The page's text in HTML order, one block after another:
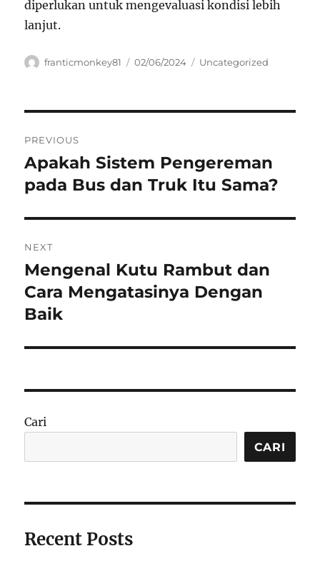
diperlukan untuk mengevaluasi kondisi lebih
lanjut.
Author
franticmonkey81
Posted
02/06/2024 Categories
Uncategorized
pos
PREVIOUS
Previous
post:
Apakah Sistem Pengereman
pada Bus dan Truk Itu Sama?
NEXT
Next
post:
Mengenal Kutu Rambut dan
Cara Mengatasinya Dengan
Baik
Cari
CARI
Recent Posts